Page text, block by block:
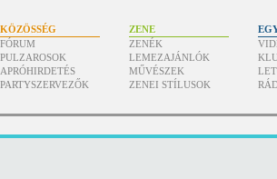
KÖZÖSSÉG
FÓRUM
PULZAROSOK
APRÓHIRDETÉS
PARTYSZERVEZŐK
ZENE
ZENÉK
LEMEZAJÁNLÓK
MŰVÉSZEK
ZENEI STÍLUSOK